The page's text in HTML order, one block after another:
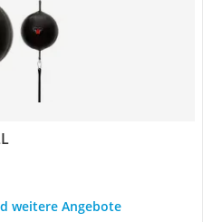
weitere Angebote